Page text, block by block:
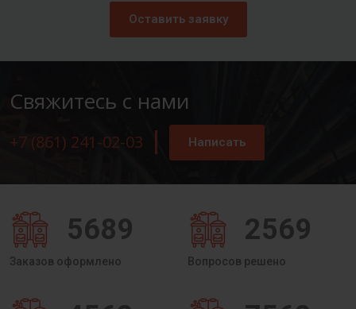
Оставить заявку
Свяжитесь с нами
+7 (861) 241-02-03 Написать
5689
Заказов оформлено
2569
Вопросов решено